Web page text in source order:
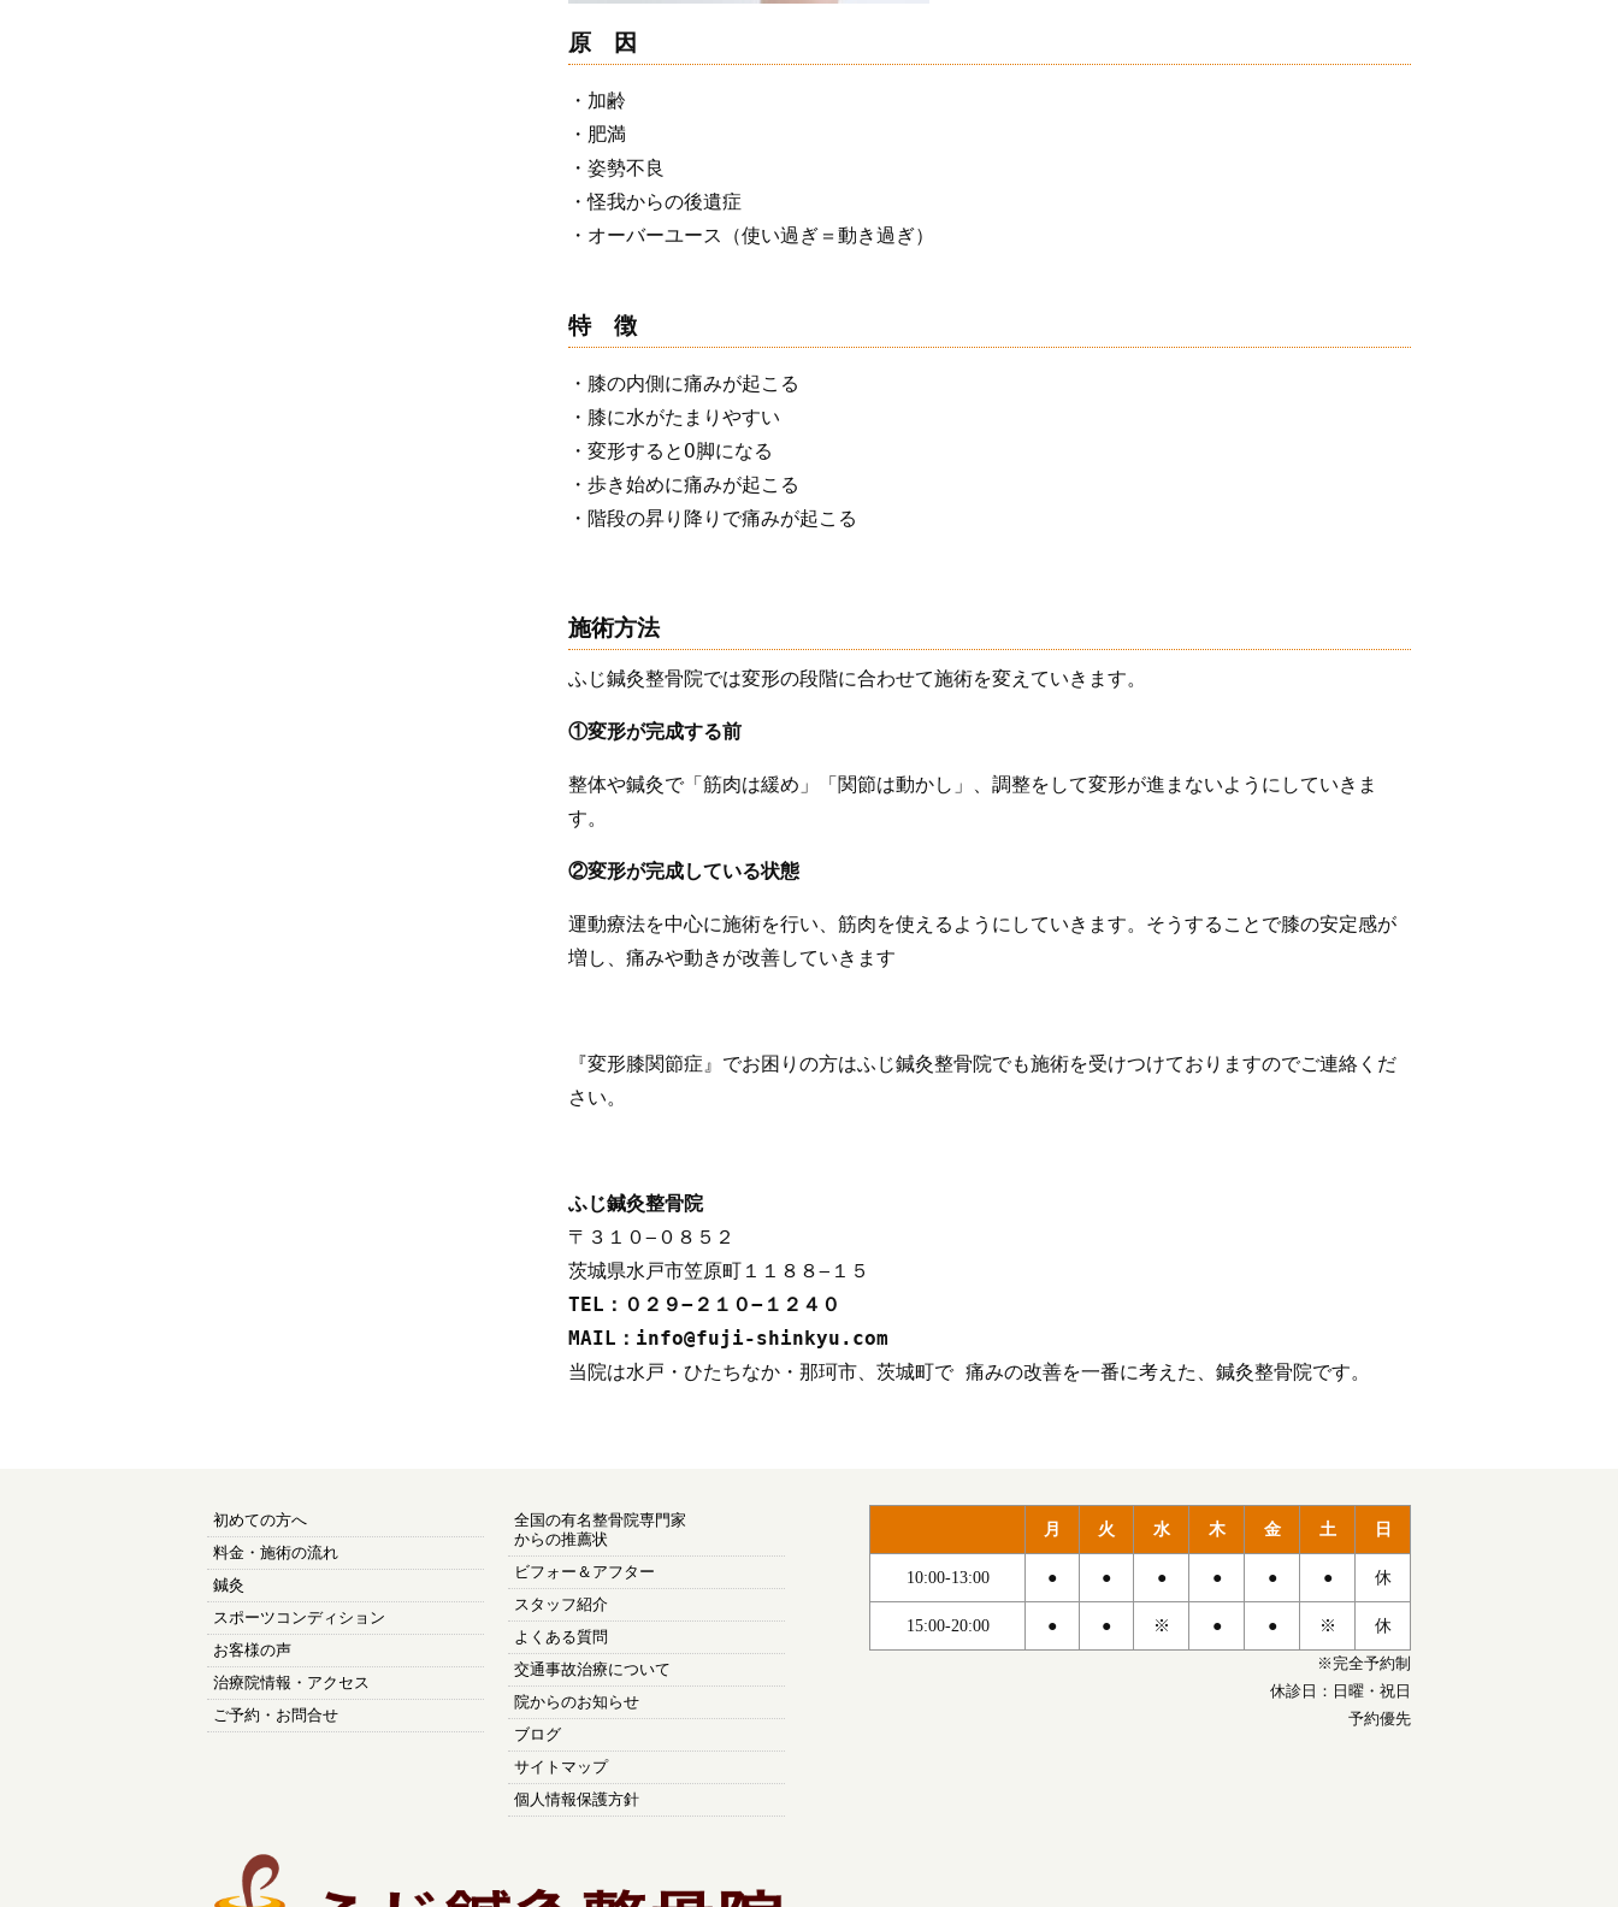
原 因
・加齢
・肥満
・姿勢不良
・怪我からの後遺症
・オーバーユース（使い過ぎ＝動き過ぎ）
特 徴
・膝の内側に痛みが起こる
・膝に水がたまりやすい
・変形するとO脚になる
・歩き始めに痛みが起こる
・階段の昇り降りで痛みが起こる
施術方法
ふじ鍼灸整骨院では変形の段階に合わせて施術を変えていきます。
①変形が完成する前
整体や鍼灸で「筋肉は緩め」「関節は動かし」、調整をして変形が進まないようにしていきま
す。
②変形が完成している状態
運動療法を中心に施術を行い、筋肉を使えるようにしていきます。そうすることで膝の安定感が
増し、痛みや動きが改善していきます
『変形膝関節症』でお困りの方はふじ鍼灸整骨院でも施術を受けつけておりますのでご連絡くだ
さい。
ふじ鍼灸整骨院
〒３１０−０８５２
TEL：０２９−２１０−１２４０
MAIL：info@fuji-shinkyu.com
当院は水戸・ひたちなか・那珂市、茨城町で 痛みの改善を一番に考えた、鍼灸整骨院です。
初めての方へ
料金・施術の流れ
鍼灸
スポーツコンディション
お客様の声
治療院情報・アクセス
ご予約・お問合せ
全国の有名整骨院専門家
からの推薦状
ビフォー＆アフター
スタッフ紹介
よくある質問
交通事故治療について
院からのお知らせ
ブログ
サイトマップ
個人情報保護方針
月 火 水 木 金 土 日
10:00-13:00 ● ● ● ● ● ● 休
15:00-20:00 ● ● ※ ● ● ※ 休
※完全予約制
休診日：日曜・祝日
予約優先